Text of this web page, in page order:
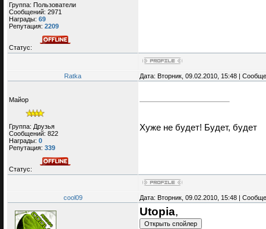
Группа: Пользователи
Сообщений: 2971
Награды: 69
Репутация: 2209
Статус:
Ratka Дата: Вторник, 09.02.2010, 15:48 |
Майор
Группа: Друзья
Сообщений: 822
Награды: 0
Репутация: 339
Статус:
Хуже не будет! Будет, будет
cool09 Дата: Вторник, 09.02.2010, 15:48 |
Utopia,